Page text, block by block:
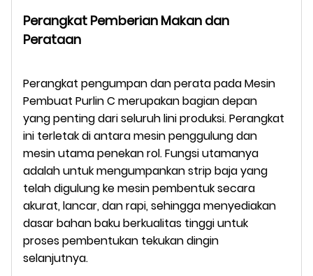
Perangkat Pemberian Makan dan
Perataan
Perangkat pengumpan dan perata pada Mesin
Pembuat Purlin C merupakan bagian depan
yang penting dari seluruh lini produksi. Perangkat
ini terletak di antara mesin penggulung dan
mesin utama penekan rol. Fungsi utamanya
adalah untuk mengumpankan strip baja yang
telah digulung ke mesin pembentuk secara
akurat, lancar, dan rapi, sehingga menyediakan
dasar bahan baku berkualitas tinggi untuk
proses pembentukan tekukan dingin
selanjutnya.